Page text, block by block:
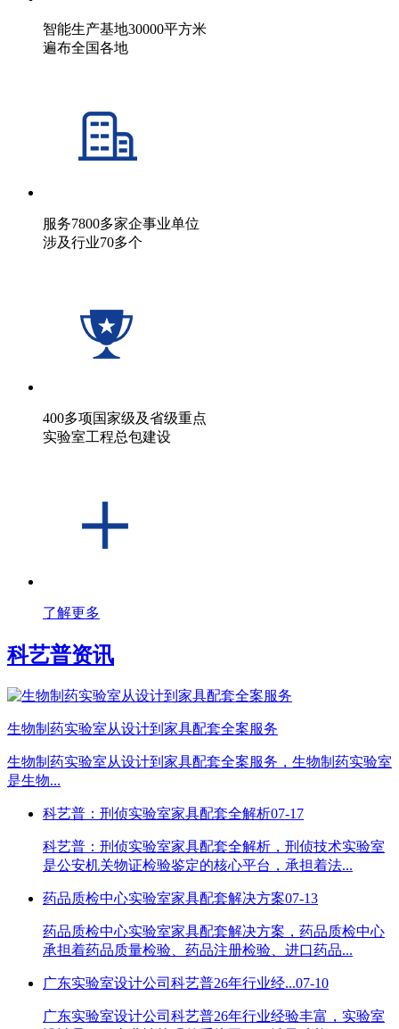
智能生产基地30000平方米
遍布全国各地
服务7800多家企事业单位
涉及行业70多个
400多项国家级及省级重点
实验室工程总包建设
了解更多
科艺普资讯
生物制药实验室从设计到家具配套全案服务
生物制药实验室从设计到家具配套全案服务，生物制药实验室
是生物...
科艺普：刑侦实验室家具配套全解析07-17
科艺普：刑侦实验室家具配套全解析，刑侦技术实验室
是公安机关物证检验鉴定的核心平台，承担着法...
药品质检中心实验室家具配套解决方案07-13
药品质检中心实验室家具配套解决方案，药品质检中心
承担着药品质量检验、药品注册检验、进口药品...
广东实验室设计公司科艺普26年行业经...07-10
广东实验室设计公司科艺普26年行业经验丰富，实验室